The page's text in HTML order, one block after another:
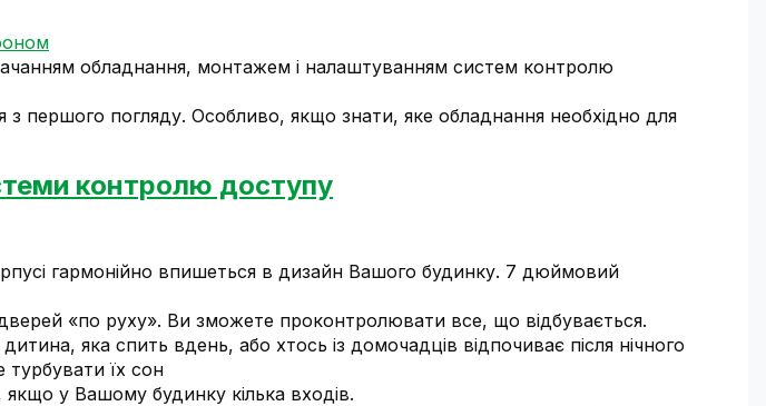
обладнання, монтажем і налаштуванням систем контролю
першого погляду. Особливо, якщо знати, яке обладнання необхідно для
контролю доступу
гармонійно впишеться в дизайн Вашого будинку. 7 дюймовий
«по руху». Ви зможете проконтролювати все, що відбувається.
яка спить вдень, або хтось із домочадців відпочиває після нічного
їх сон
у Вашому будинку кілька входів.